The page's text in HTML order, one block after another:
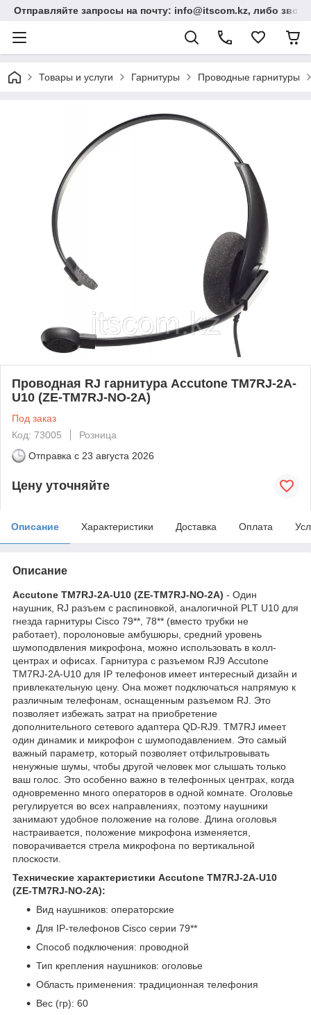
Отправляйте запросы на почту: info@itscom.kz, либо
Товары и услуги Гарнитуры Проводные гарнитуры
Проводная RJ гарнитура Accutone TM7RJ-2A-
U10 (ZE-TM7RJ-NO-2A)
Под заказ
Код: 73005
Розница
Отправка с 23 августа 2026
Цену уточняйте
Описание Характеристики Доставка Оплата
Описание
Accutone TM7RJ-2A-U10 (ZE-TM7RJ-NO-2A) - Один
наушник, RJ разъем с распиновкой, аналогичной PLT U10 для
гнезда гарнитуры Cisco 79**, 78** (вместо трубки не
работает), поролоновые амбушюры, средний уровень
шумоподвления микрофона, можно использовать в колл-
центрах и офисах. Гарнитура с разъемом RJ9 Accutone
TM7RJ-2A-U10 для IP телефонов имеет интересный дизайн и
привлекательную цену. Она может подключаться напрямую к
различным телефонам, оснащенным разъемом RJ. Это
позволяет избежать затрат на приобретение
дополнительного сетевого адаптера QD-RJ9. TM7RJ имеет
один динамик и микрофон с шумоподавлением. Это самый
важный параметр, который позволяет отфильтровывать
ненужные шумы, чтобы другой человек мог слышать только
ваш голос. Это особенно важно в телефонных центрах, когда
одновременно много операторов в одной комнате. Оголовье
регулируется во всех направлениях, поэтому наушники
занимают удобное положение на голове. Длина оголовья
настраивается, положение микрофона изменяется,
поворачивается стрела микрофона по вертикальной
плоскости.
Технические характеристики Accutone TM7RJ-2A-U10
(ZE-TM7RJ-NO-2A):
Вид наушников: операторские
Для IP-телефонов Cisco серии 79**
Способ подключения: проводной
Тип крепления наушников: оголовье
Область применения: традиционная телефония
Вес (гр): 60